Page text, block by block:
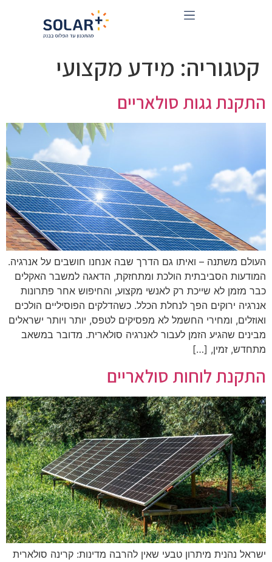
קטגוריה: מידע מקצועי
התקנת גגות סולאריים
העולם משתנה – ואיתו גם הדרך שבה אנחנו חושבים על אנרגיה.
המודעות הסביבתית הולכת ומתחזקת, הדאגה למשבר האקלים
כבר מזמן לא שייכת רק לאנשי מקצוע, והחיפוש אחר פתרונות
אנרגיה ירוקים הפך לנחלת הכלל. כשהדלקים הפוסיליים הולכים
ואוזלים, ומחירי החשמל לא מפסיקים לטפס, יותר ויותר ישראלים
מבינים שהגיע הזמן לעבור לאנרגיה סולארית. מדובר במשאב
מתחדש, זמין, […]
התקנת לוחות סולאריים
ישראל נהנית מיתרון טבעי שאין להרבה מדינות: קרינה סולארית